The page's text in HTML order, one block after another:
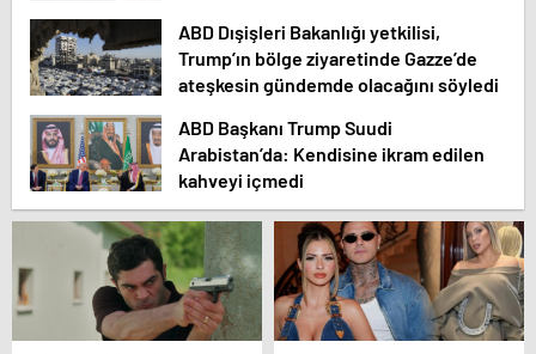
ABD Dışişleri Bakanlığı yetkilisi,
Trump’ın bölge ziyaretinde Gazze’de
ateşkesin gündemde olacağını söyledi
ABD Başkanı Trump Suudi
Arabistan’da: Kendisine ikram edilen
kahveyi içmedi